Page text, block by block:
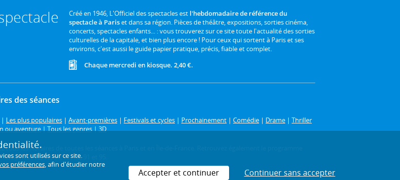
Créé en 1946, L'Officiel des spectacles est l'hebdomadaire de référence du
spectacle à Pariset dans sa région. Pièces de théâtre, expositions, sorties cinéma,
concerts, spectacles enfants... : vous trouverez sur ce site toute l'actualité des sorties
culturelles de la capitale, et bien plus encore ! Pour ceux qui sortent à Paris et ses
environs, c'est aussi le guide papier pratique, précis, fiable et complet.
Chaque mercredi en kiosque. 2,40 €.
des séances
| Les plus populaires | Avant-premières | Festivals et cycles | Prochainement | Comédie | Drame | Thriller
ou aventure|Tous les genres|3D
tous les horaires de toutes les séances à Paris et en Île-de-France. Retrouvez également le programme
: 92, 93, 94, 77, 78, 91 et 95.
sont utilisés sur ce site.
préférences, afin d'étudier notre
Accepter et continuer Continuer sans accepter